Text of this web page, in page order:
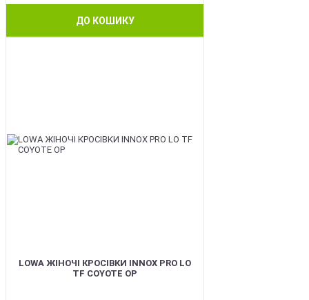
ДО КОШИКУ
LOWA ЖІНОЧІ КРОСІВКИ INNOX PRO LO
TF COYOTE OP